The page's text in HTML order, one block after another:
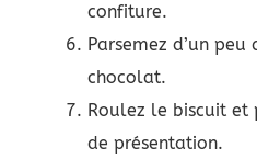
confiture.
Parsemez d’un
chocolat.
Roulez le biscuit
de présentation.